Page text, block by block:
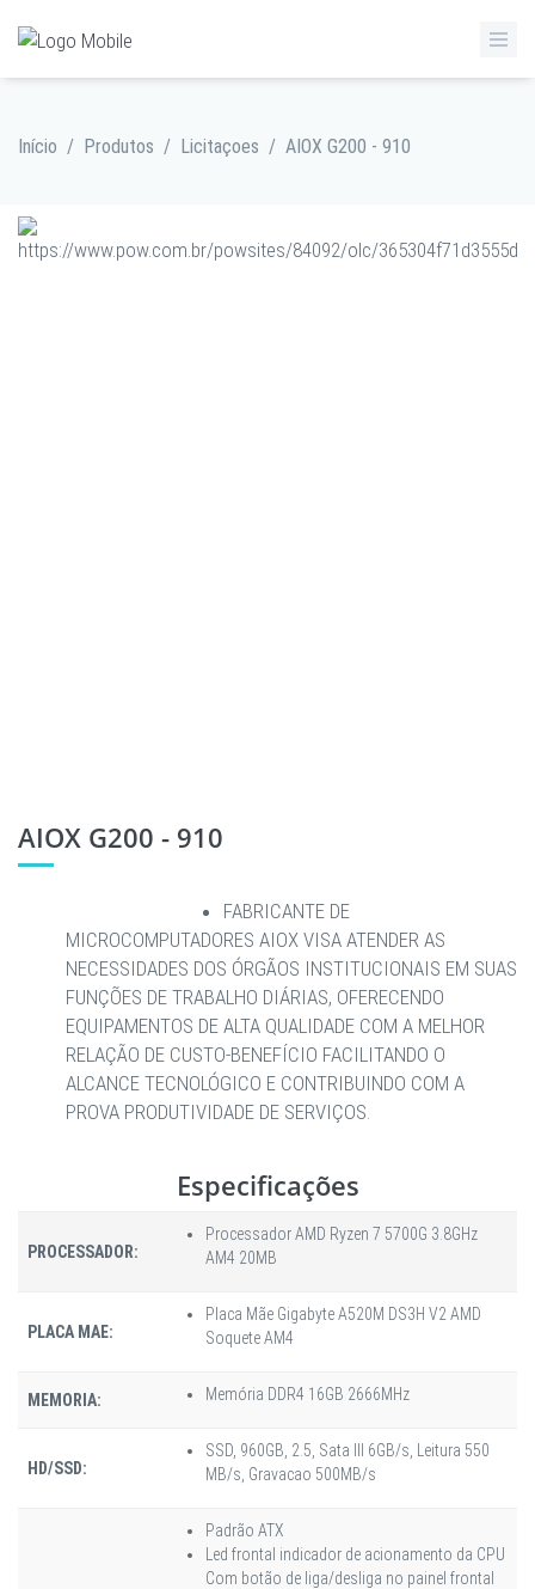
Início / Produtos / Licitaçoes / AIOX G200 - 910
AIOX G200 - 910
FABRICANTE DE
MICROCOMPUTADORES AIOX VISA ATENDER AS
NECESSIDADES DOS ÓRGÃOS INSTITUCIONAIS EM SUAS
FUNÇÕES DE TRABALHO DIÁRIAS, OFERECENDO
EQUIPAMENTOS DE ALTA QUALIDADE COM A MELHOR
RELAÇÃO DE CUSTO-BENEFÍCIO FACILITANDO O
ALCANCE TECNOLÓGICO E CONTRIBUINDO COM A
PROVA PRODUTIVIDADE DE SERVIÇOS.
Especificações
PROCESSADOR:
Processador AMD Ryzen 7 5700G 3.8GHz
AM4 20MB
PLACA MAE:
Placa Mãe Gigabyte A520M DS3H V2 AMD
Soquete AM4
MEMORIA: Memória DDR4 16GB 2666MHz
HD/SSD:
SSD, 960GB, 2.5, Sata III 6GB/s, Leitura 550
MB/s, Gravacao 500MB/s
Padrão ATX
Led frontal indicador de acionamento da CPU
Com botão de liga/desliga no painel frontal